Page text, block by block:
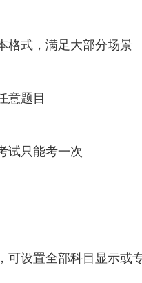
格式，满足大部分场景
意题目
试只能考一次
可设置全部科目显示或